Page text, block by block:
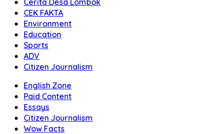
Cerita Desa Lombok
CEK FAKTA
Environment
Education
Sports
ADV
Citizen Journalism
English Zone
Paid Content
Essays
Citizen Journalism
Wow Facts